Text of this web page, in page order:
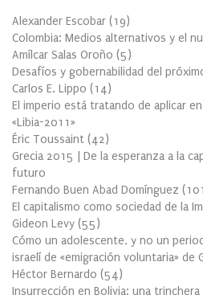
Alexander Escobar (19)
Colombia: Medios alternativos y el
Amílcar Salas Oroño (5)
Desafíos y gobernabilidad del
Carlos E. Lippo (14)
El imperio está tratando de aplicar
«Libia-2011»
Éric Toussaint (42)
Grecia 2015 | De la esperanza a la
futuro
Fernando Buen Abad Domínguez (101
El capitalismo como sociedad de la
Gideon Levy (55)
Cómo un adolescente, y no un
israelí de «emigración voluntaria» de
Héctor Bernardo (54)
Insurrección en Bolivia: una